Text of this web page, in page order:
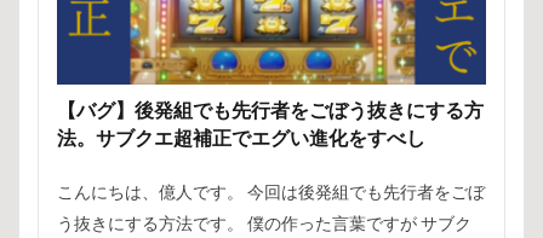
【バグ】後発組でも先行者をごぼう抜きにする方
法。サブクエ超補正でエグい進化をすべし
こんにちは、億人です。 今回は後発組でも先行者をごぼ
う抜きにする方法です。 僕の作った言葉ですが サブク